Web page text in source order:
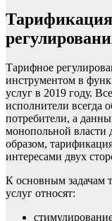
Тарифное
инструментом в
услуг в 2019 году.
исполнители всегда
потребители, а
монопольной власти
образом,
интересами двух
К основным задачам
услуг относят: